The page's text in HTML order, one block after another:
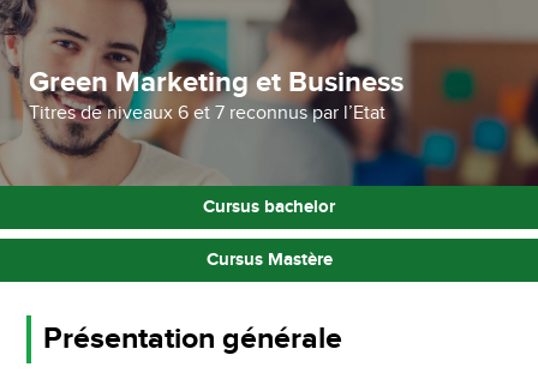
Green Marketing et Business
Titres de niveaux 6 et 7 reconnus par l’Etat
Cursus bachelor
Cursus Mastère
Présentation générale